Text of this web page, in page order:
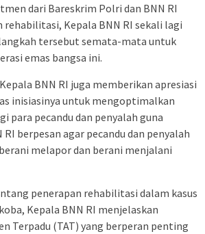
dari Bareskrim Polri dan BNN RI
rehabilitasi, Kepala BNN RI sekali lagi
tersebut semata-mata untuk
emas bangsa ini.
BNN RI juga memberikan apresiasi
inisiasinya untuk mengoptimalkan
para pecandu dan penyalah guna
RI berpesan agar pecandu dan penyalah
melapor dan berani menjalani
penerapan rehabilitasi dalam kasus
Kepala BNN RI menjelaskan
Terpadu (TAT) yang berperan penting